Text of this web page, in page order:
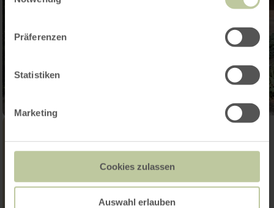
Präferenzen
Statistiken
Marketing
Cookies zulassen
Auswahl erlauben